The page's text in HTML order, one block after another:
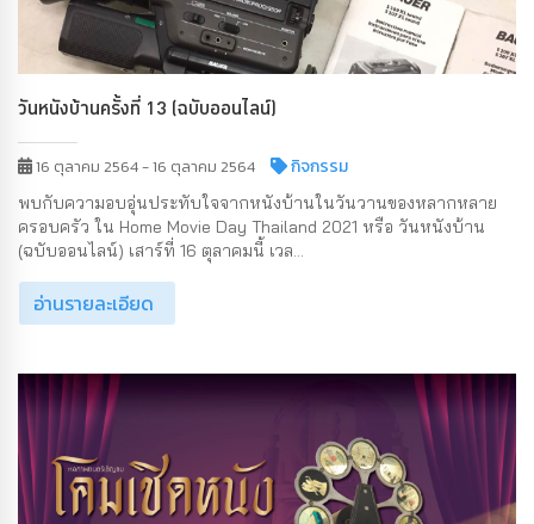
วันหนังบ้านครั้งที่ 13 (ฉบับออนไลน์)
16 ตุลาคม 2564 - 16 ตุลาคม 2564 กิจกรรม
พบกับความอบอุ่นประทับใจจากหนังบ้านในวันวานของหลากหลาย
ครอบครัว ใน Home Movie Day Thailand 2021 หรือ วันหนังบ้าน
(ฉบับออนไลน์) เสาร์ที่ 16 ตุลาคมนี้ เวล...
อ่านรายละเอียด